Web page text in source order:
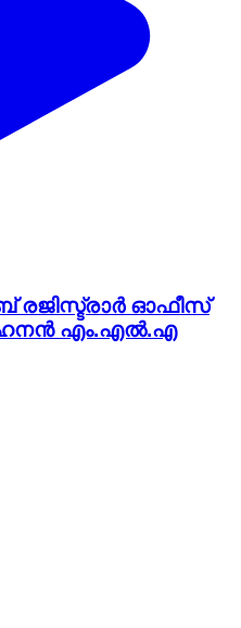
രജിസ്ട്രാര്‍ ഓഫീസ്
എം.എല്‍.എ